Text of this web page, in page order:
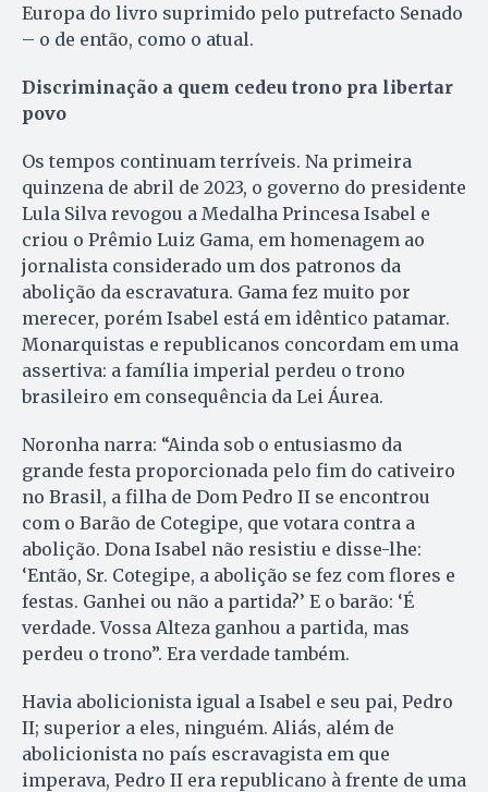
Europa do livro suprimido pelo putrefacto Senado
– o de então, como o atual.
Discriminação a quem cedeu trono pra libertar
povo
Os tempos continuam terríveis. Na primeira
quinzena de abril de 2023, o governo do presidente
Lula Silva revogou a Medalha Princesa Isabel e
criou o Prêmio Luiz Gama, em homenagem ao
jornalista considerado um dos patronos da
abolição da escravatura. Gama fez muito por
merecer, porém Isabel está em idêntico patamar.
Monarquistas e republicanos concordam em uma
assertiva: a família imperial perdeu o trono
brasileiro em consequência da Lei Áurea.
Noronha narra: “Ainda sob o entusiasmo da
grande festa proporcionada pelo fim do cativeiro
no Brasil, a filha de Dom Pedro II se encontrou
com o Barão de Cotegipe, que votara contra a
abolição. Dona Isabel não resistiu e disse-lhe:
‘Então, Sr. Cotegipe, a abolição se fez com flores e
festas. Ganhei ou não a partida?’ E o barão: ‘É
verdade. Vossa Alteza ganhou a partida, mas
perdeu o trono”. Era verdade também.
Havia abolicionista igual a Isabel e seu pai, Pedro
II; superior a eles, ninguém. Aliás, além de
abolicionista no país escravagista em que
imperava, Pedro II era republicano à frente de uma